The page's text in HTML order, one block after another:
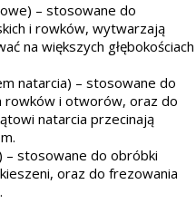
– stosowane do
i rowków, wytwarzają
na większych głębokościach
natarcia) – stosowane do
rowków i otworów, oraz do
natarcia przecinają
– stosowane do obróbki
oraz do frezowania